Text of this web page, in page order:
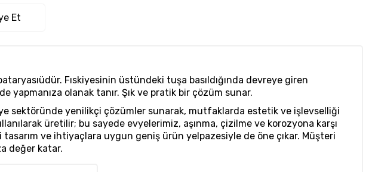
Et
Fıskiyesinin üstündeki tuşa basıldığında devreye giren
olanak tanır. Şık ve pratik bir çözüm sunar.
sektöründe yenilikçi çözümler sunarak, mutfaklarda estetik ve işlevselliği
üretilir; bu sayede evyelerimiz, aşınma, çizilme ve korozyona karşı
ve ihtiyaçlara uygun geniş ürün yelpazesiyle de öne çıkar. Müşteri
değer katar.